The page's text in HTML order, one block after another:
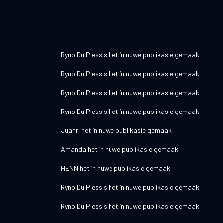
Ryno Du Plessis het ‘n nuwe publikasie gemaak
Ryno Du Plessis het ‘n nuwe publikasie gemaak
Ryno Du Plessis het ‘n nuwe publikasie gemaak
Ryno Du Plessis het ‘n nuwe publikasie gemaak
Juanri het ‘n nuwe publikasie gemaak
Amanda het ‘n nuwe publikasie gemaak
HENN het ‘n nuwe publikasie gemaak
Ryno Du Plessis het ‘n nuwe publikasie gemaak
Ryno Du Plessis het ‘n nuwe publikasie gemaak